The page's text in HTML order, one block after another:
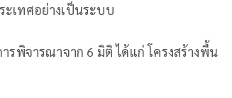
เทศอย่างเป็นระบบ
รพิจารณาจาก 6 มิติ ได้แก่ โครงสร้างพื้น